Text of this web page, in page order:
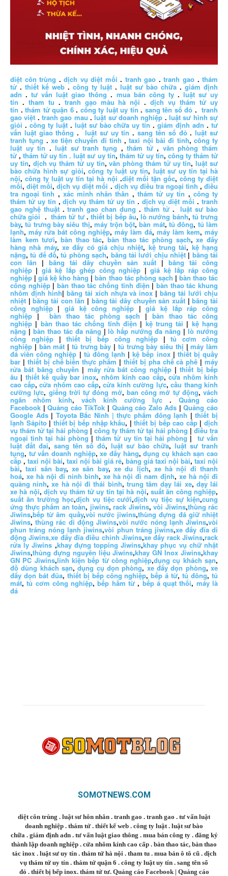
diệt côn trùng .dịch vụ diệt mối . tranh gao .tranh gao .thám
tử . thiết kế web . công ty luật . luật sư bào chữa . giám định
adn .tư vấn luật giao thông . mua bán công ty. luật sư uy
tín . tham tu . tranh gạo màu hà nội .dịch vụ thám tử uy
tín .thám tử quận 6. công ty luật uy tín . sang tên sổ đỏ .tranh
gao việt .tranh gao mau .luật sư doanh nghiệp .luật sư hình sự
giỏi . công ty luật. luật sư bào chữa uy tín .giám định adn .tư
vấn luật giao thông . luật sư uy tín .sang tên sổ đỏ.luật sư
tranh tụng . xe tiện chuyến đi tỉnh ,taxi nội bài đi tỉnh, công ty
luật uy tín .luật sư tranh tụng ,thám tử, văn phòng thám
tử ,thám tử uy tín . luật sư uy tín, thám tử uy tín, công ty thám tử
uy tín, dịch vụ thám tử uy tín,văn phòng thám tử uy tín,luật sư
bào chữa hình sự giỏi,công ty luật uy tín, luật sư uy tín tại hà
nội,công ty luật uy tín tại hà nội .diệt mối tận gốc, công ty diệt
mối,diệt mối,dịch vụ diệt mối . dịch vụ điều tra ngoại tình ,điều
tra ngoại tình , xác minh nhân thân , thám tử uy tín , công ty
thám tử uy tín ,dịch vụ thám tử uy tín . dịch vụ diệt mối .tranh
gao nghệ thuật.tranh gao chan dung . thám tử.luật sư bào
chữa giỏi .thám tử tư.thiết bị bếp âu,lò nướng bánh, tủ trưng
bày,tủ trưng bày siêu thị,máy trộn bột,bàn mát, tủ đông, tủ làm
lạnh, máy rửa bát công nghiệp, máy làm đá, máy làm kem, máy
làm kem tươi,bàn thao tác,bàn thao tác phòng sạch,xe đẩy
hàng nhà máy, xe đẩy có giá chịu nhiệt, kệ trung tải, kệ hạng
nặng,tủ để đồ,tủ phòng sạch, băng tải lưới chịu nhiệt| băng tải
con lăn | băng tải dây chuyền sản xuất | băng tải công
nghiệp | giá kệ lắp ghép công nghiệp |giá kệ lắp ráp công
nghiệp |giá kệ kho hàng |bàn thao tác phòng sạch | bàn thao tác
công nghiệp|bàn thao tác chống tĩnh điện | bàn thao tác khung
nhôm định hình| băng tải xích nhựa và inox |băng tải lưới chịu
nhiệt |băng tải con lăn | băng tải dây chuyền sản xuất |băng tải
công nghiệp|giá kệ công nghiệp |giá kệ lắp ráp công
nghiệp |bàn thao tác phòng sạch | bàn thao tác công
nghiệp | bàn thao tác chống tĩnh điện | kệ trung tải | kệ hạng
nặng | bàn thao tác đa năng |lò hấp nướng đa năng |lò nướng
công nghiệp|thiết bị bếp công nghiệp|tủ cơm công
nghiệp | bàn mát | tủ trưng bày | tủ trưng bày siêu thị |máy làm
đá viên công nghiệp | tủ đông lạnh |kệ bếp inox| thiết bị quầy
bar | thiết bị chế biến thực phẩm | thiết bị pha chế cà phê | máy
rửa bát băng chuyền | máy rửa bát công nghiệp|thiết bị bếp
âu | thiết kế quầy bar inox, nhôm kính cao cấp,cửa nhôm kính
cao cấp, cửa nhôm cao cấp, cửa kính cường lực, cầu thang kính
cường lực, giếng trời tự đóng mở, ban công mở tự động, vách
ngăn nhôm kính, vách kính cường lực . Quảng cáo
Facebook |Quảng cáo TikTok | Quảng cáo Zalo Ads |Quảng cáo
Google Ads| Toyota Bắc Ninh | thực phẩm đông lạnh |thiết bị
lạnh Sápito | thiết bị bếp nhập khẩu, |thiết bị bếp cao cấp|dịch
vụ thám tử tại hải phòng | công ty thám tử tại hải phòng | điều tra
ngoại tình tại hải phòng |thám tử uy tín tại hải phòng | tư vấn
luật đất đai, sang tên sổ đỏ, luật sư bào chữa, luật sư tranh
tụng, tư vấn doanh nghiệp,xe đẩy hàng,dụng cụ khách sạn cao
cấp , taxi nội bài, taxi nội bài giá rẻ, bảng giá taxi nội bài, taxi nội
bài,taxi sân bay,xe sân bay,xe du lịch, xe hà nội đi thanh
hoá, xe hà nội đi ninh bình, xe hà nội đi nam định,xe hà nội đi
quảng ninh,xe hà nội đi thái bình, trung tâm dạy lái xe, dạy lái
xe hà nội,dịch vụ thám tử uy tín tại hà nội,suất ăn công nghiệp,
suất ăn trường học,dịch vụ tiệc cưới,dịch vụ tiệc sự kiện,cung
ứng thực phẩm an toàn, jiwins, rack Jiwins, vòi Jiwins,thùng rác
Jiwins,bếp từ âm quầy,vòi nước jiwins,thùng đựng đá giữ nhiệt
Jiwins,thùng rác di động Jiwins,vòi nước nóng lạnh Jiwins,vòi
phun tráng nóng lạnh jiwins,vòi phun tráng jiwins,xe đẩy đĩa di
động Jiwins,xe đẩy đĩa điều chỉnh Jiwins,xe đẩy rack Jiwins,rack
rửa ly Jiwins ,khay đựng topping Jiwins,khay phục vụ chữ nhật
Jiwins,thùng đựng nguyên liệu Jiwins,khay GN Inox Jiwins,khay
GN PC Jiwins,linh kiện bếp từ công nghiệp,dụng cụ khách sạn,
đồ dùng khách sạn,dụng cụ dọn phòng, xe đẩy dọn phòng,xe
đẩy dọn bát đũa, thiết bị bếp công nghiệp,bếp á từ,tủ đông,tủ
mát,tủ cơm công nghiệp,bếp hầm từ , bếp á quạt thổi, máy là
đá
SOMOTNEWS.COM
diệt côn trùng . luật sư hôn nhân . tranh gao . tranh gao . tư vấn luật
doanh nghiệp . thám tử . thiết kế web . công ty luật. luật sư bào
chữa. giám định adn. tư vấn luật giao thông . mua bán công ty. đăng ký
thành lập doanh nghiệp . cửa nhôm kính cao cấp . bàn thao tác, bàn thao
tác inox. luật sư uy tín. thám tử hà nội. tham tu. mua bán ô tô cũ. dịch
vụ thám tử uy tín . thám tử quận 6 . công ty luật uy tín . sang tên sổ
đỏ . thiết bị bếp inox. thám tử tư. Quảng cáo Facebook| Quảng cáo